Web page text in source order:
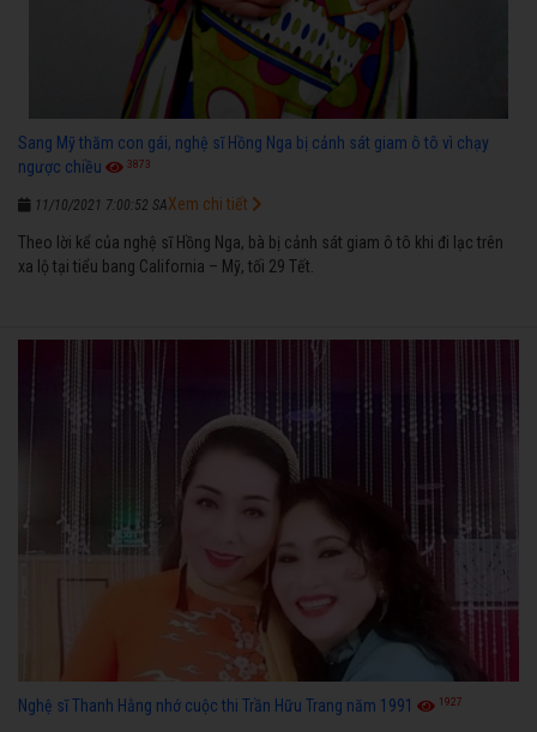
Sang Mỹ thăm con gái, nghệ sĩ Hồng Nga bị cảnh sát giam ô tô vì chạy
ngược chiều
3873
11/10/2021 7:00:52 SA
Theo lời kể của nghệ sĩ Hồng Nga, bà bị cảnh sát giam ô tô khi đi lạc trên
xa lộ tại tiểu bang California – Mỹ, tối 29 Tết.
Xem chi tiết
Nghệ sĩ Thanh Hằng nhớ cuộc thi Trần Hữu Trang năm 1991 1927